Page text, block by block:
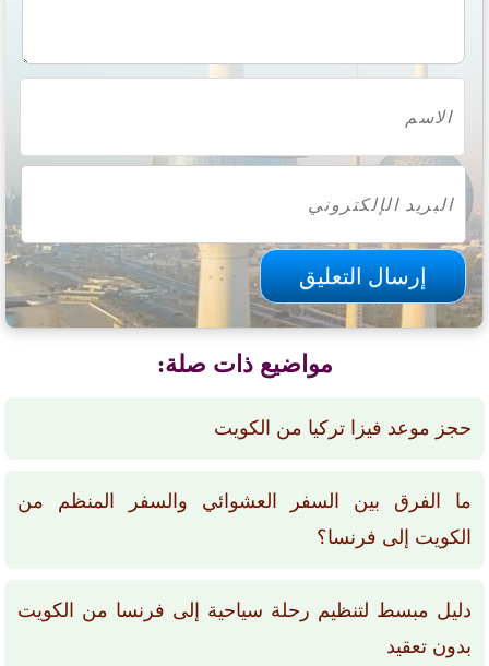
مواضيع ذات صلة:
حجز موعد فيزا تركيا من الكويت
ما الفرق بين السفر العشوائي والسفر المنظم من
الكويت إلى فرنسا؟
دليل مبسط لتنظيم رحلة سياحية إلى فرنسا من الكويت
بدون تعقيد